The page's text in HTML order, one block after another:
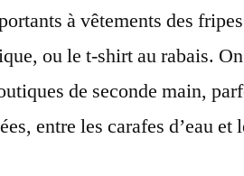
à vêtements des
ou le t-shirt au rabais.
de seconde main,
entre les carafes d’eau